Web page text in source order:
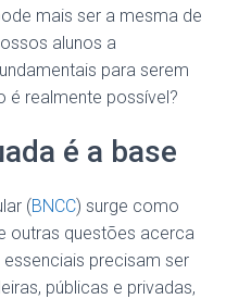
mais ser a mesma de
alunos a
para serem
é realmente possível?
é a base
(BNCC) surge como
outras questões acerca
precisam ser
públicas e privadas,